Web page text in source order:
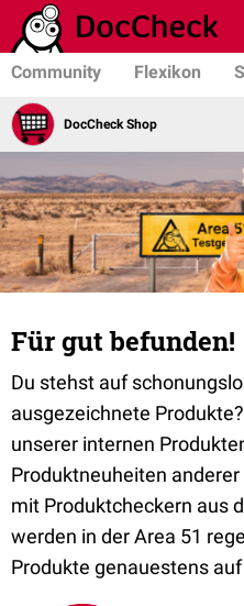
Community Flexikon
DocCheck Shop
Für gut befunden!
Du stehst auf
ausgezeichnete
unserer internen
Produktneuheiten
mit Produktcheckern aus
werden in der Area 51
Produkte genauestens